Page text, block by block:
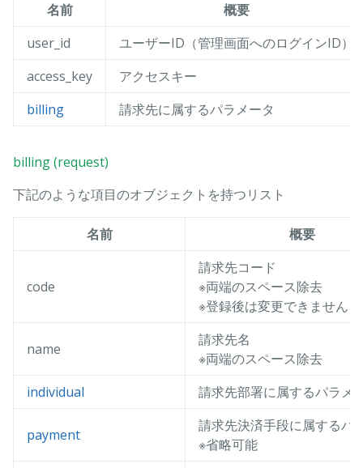
名前
概要
user_id
ユーザーID（管理画面へのログインID）
access_key
アクセスキー
billing
請求先に属するパラメータ
billing (request)
下記のような項目のオブジェクトを持つリスト
名前 概要
code
請求先コード
※両端のスペース除去
※登録後は変更できません
name
請求先名
※両端のスペース除去
individual
請求先部署に属するパラメ
payment
請求先決済手段に属するパ
※省略可能